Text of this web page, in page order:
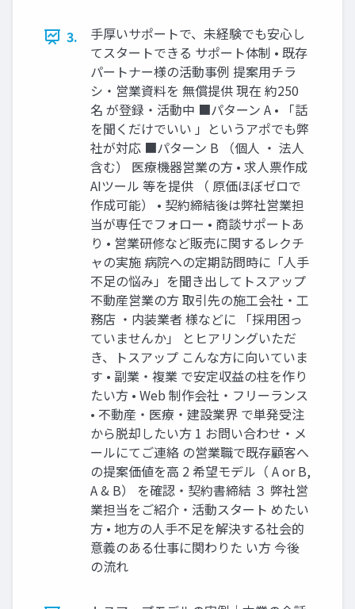
3.
手厚いサポートで、未経験でも安心し
てスタートできる サポート体制 • 既存
パートナー様の活動事例 提案用チラ
シ・営業資料を 無償提供 現在 約250
名 が登録・活動中 ■パターン A • 「話
を聞くだけでいい 」というアポでも弊
社が対応 ■パターン B （個人 ・ 法人
含む） 医療機器営業の方 • 求人票作成
AIツール 等を提供 （ 原価ほぼゼロで
作成可能） • 契約締結後は弊社営業担
当が専任でフォロー • 商談サポートあ
り • 営業研修など販売に関するレクチ
ャの実施 病院への定期訪問時に「人手
不足の悩み」を聞き出してトスアップ
不動産営業の方 取引先の施工会社・工
務店 ・内装業者 様などに 「採用困っ
ていませんか」 とヒアリングいただ
き、トスアップ こんな方に向いていま
す • 副業・複業 で安定収益の柱を作り
たい方 • Web 制作会社・フリーランス
• 不動産・医療・建設業界 で単発受注
から脱却したい方 1 お問い合わせ・メ
ールにてご連絡 の営業職で既存顧客へ
の提案価値を高 2 希望モデル（ A or B,
A & B） を確認・契約書締結 ３ 弊社営
業担当をご紹介・活動スタート めたい
方 • 地方の人手不足を解決する社会的
意義のある仕事に関わりた い方 今後
の流れ